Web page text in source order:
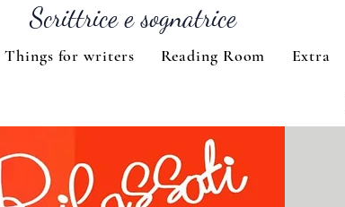
Scrittrice e sognatrice
Things for writers Reading Room Extra